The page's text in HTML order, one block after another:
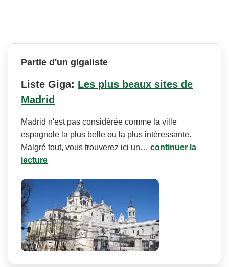
Partie d'un gigaliste
Liste Giga: Les plus beaux sites de
Madrid
Madrid n'est pas considérée comme la ville
espagnole la plus belle ou la plus intéressante.
Malgré tout, vous trouverez ici un… continuer la
lecture